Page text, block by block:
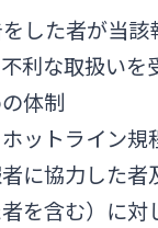
した者が当該
利な取扱いを
体制
ットライン規
に協力した者
を含む）に対